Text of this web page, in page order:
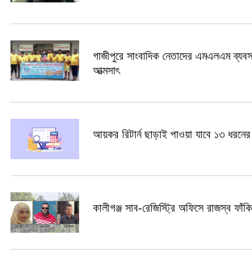
গাজীপুরে সাংবাদিক নেতাদের এমএলএম
আত্মসাৎ
আয়কর রিটার্ন ছাড়াই পাওয়া যাবে ১৩
কালীগঞ্জ সাব-রেজিস্ট্রি অফিসে রাজস্ব